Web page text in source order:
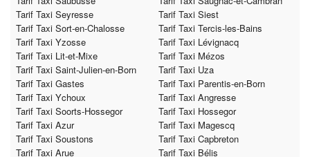
Tarif Taxi Seyresse
Tarif Taxi Siest
Tarif Taxi Sort-en-Chalosse
Tarif Taxi Tercis-les-Bains
Tarif Taxi Yzosse
Tarif Taxi Lévignacq
Tarif Taxi Lit-et-Mixe
Tarif Taxi Mézos
Tarif Taxi Saint-Julien-en-Born
Tarif Taxi Uza
Tarif Taxi Gastes
Tarif Taxi Parentis-en-Born
Tarif Taxi Ychoux
Tarif Taxi Angresse
Tarif Taxi Soorts-Hossegor
Tarif Taxi Hossegor
Tarif Taxi Azur
Tarif Taxi Magescq
Tarif Taxi Soustons
Tarif Taxi Capbreton
Tarif Taxi Arue
Tarif Taxi Bélis